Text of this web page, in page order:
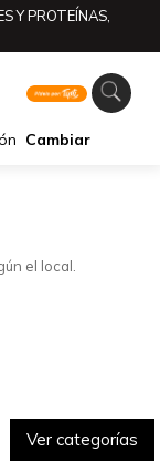
Y PROTEÍNAS,
Cambiar
Ver categorías
el local.